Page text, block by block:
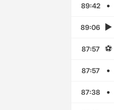
89:42 •
89:06 ▶️
87:57 ⚽
87:57 •
87:38 •